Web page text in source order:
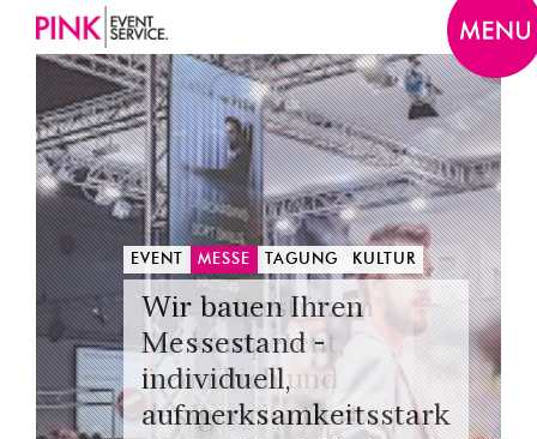
EVENT MESSE TAGUNG KULTUR
Wir bauen Ihren
Messestand -
individuell,
aufmerksamkeitsstark